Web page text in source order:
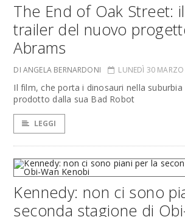
The End of Oak Street:
trailer del nuovo
Abrams
DI ANGELA BERNARDONI LUNEDÌ 30
Il film, che porta i dinosauri nella
prodotto dalla sua Bad Robot
LEGGI
Kennedy: non ci sono
seconda stagione di